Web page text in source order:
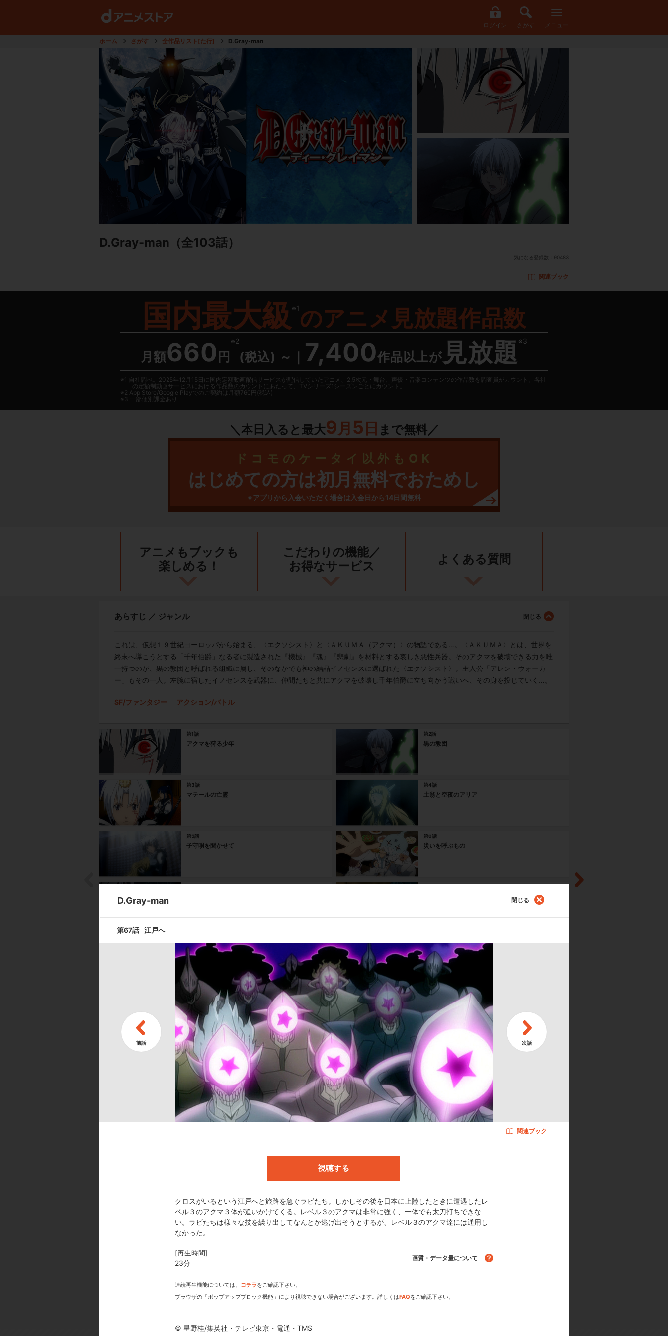
ログイン さがす メニュー
ホーム さがす 全作品リスト[た行] D.Gray-man
D.Gray-man （全103話）
気になる登録数： 90483
関連ブック
国内最大級 ※1 のアニメ見放題作品数
月額660 円
※2
(税込) ～ 7,400作品以上が 見放題 ※3
1 自社調べ。2025年12月15日に国内定額動画配信サービスが配信していたアニメ、2.5次元・舞台、声優・音楽コンテンツの作品数を調査員がカウント。各社
の定額制動画サービスにおける作品数のカウントにあたって、TVシリーズ1シーズンごとにカウント。
2 App Store/Google Playでのご契約は月額760円(税込)
3 一部個別課金あり
＼本日入ると最大9月 5 日 まで無料／
ドコモのケータイ以外もOK
はじめての方は初月無料でおためし
※アプリから入会いただく場合は入会日から14日間無料
アニメもブックも
楽しめる！
こだわりの機能／
お得なサービス
よくある質問
あらすじ ／ ジャンル
これは、仮想１９世紀ヨーロッパから始まる、〈エクソシスト〉と〈ＡＫＵＭＡ（アクマ）〉の物語である…。〈ＡＫＵＭＡ〉とは、世界を
終末へ導こうとする「千年伯爵」なる者に製造された『機械』『魂』『悲劇』を材料とする哀しき悪性兵器。そのアクマを破壊できる力を唯
一持つのが、黒の教団と呼ばれる組織に属し、そのなかでも神の結晶イノセンスに選ばれた〈エクソシスト〉。主人公「アレン・ウォーカ
ー」もその一人。左腕に宿したイノセンスを武器に、仲間たちと共にアクマを破壊し千年伯爵に立ち向かう戦いへ、その身を投じていく…。
SF/ファンタジー アクション/バトル
第1話
アクマを狩る少年
第2話
黒の教団
第3話
マテールの亡霊
第4話
土翁と空夜のアリア
第5話
子守唄を聞かせて
第6話
災いを呼ぶもの
巻き戻しの街 不幸な女のイノセンス
第11話
ミランダ・ロットーの思い
第12話
そして街に雪が降り・・・
キャスト ／ スタッフ
アレン・ウォーカー:小林沙苗／リナリー・リー:伊藤 静／神田ユウ:櫻井孝宏／コムイ・リー:小西克幸／リーバー・ウェンハム:置鮎龍太郎
／千年伯爵:滝口順平／クロス・マリアン:東地宏樹
る／アニメーション制作:トムス・エンタテインメント／主題歌:OP1「INNOCENT SORROW」（作詞：西川貴教 作曲：柴崎浩 編曲・
歌：abingdon boys school）／OP2「Brightdown」（作詞・作曲：藤末樹 編曲：nishi-ken 歌：玉置成実）／OP3「Doubt & Trust ～ダ
d・平出悟 歌：UVERworld）／ED1「SNOW KISS」（作詞：岩田アッチュ 作曲：伊藤孝氣 編曲・歌：NIRGILIS）／ED2「Pride of To
morrow」（作詞：立田野純 作曲：すみだしんや 編曲：宇佐見秀文 歌：JUNE）／ED3「夢の続きへ」（作詞：椎名慶治 作曲・編曲：
原一博 歌：surface）／ED4「アントワネットブルー」（作詞・歌：北出菜奈 作曲：山口寛雄 編曲：家原正樹）／ED5「あなたがここ
にいる理由」（作詞・作曲・歌：Rie fu 編曲：笹路正徳）／ED6「Wish」（作詞・歌：Sowelu 作曲・編曲：Shinichiro Murayama）／ED
ー・リノイエ 歌：ステファニー）
D.Gray-man 閉じる
第67話 江戸へ
関連ブック
視聴する
クロスがいるという江戸へと旅路を急ぐラビたち。しかしその後を日本に上陸したときに遭遇したレ
ベル３のアクマ３体が追いかけてくる。レベル３のアクマは非常に強く、一体でも太刀打ちできな
い。ラビたちは様々な技を繰り出してなんとか逃げ出そうとするが、レベル３のアクマ達には通用し
なかった。
[再生時間]
23分
画質・データ量について
連続再生機能については、 コチラをご確認下さい。
ブラウザの「ポップアップブロック機能」により視聴できない場合がございます。詳しくはFAQをご確認下さい。
© 星野桂/集英社・テレビ東京・電通・TMS